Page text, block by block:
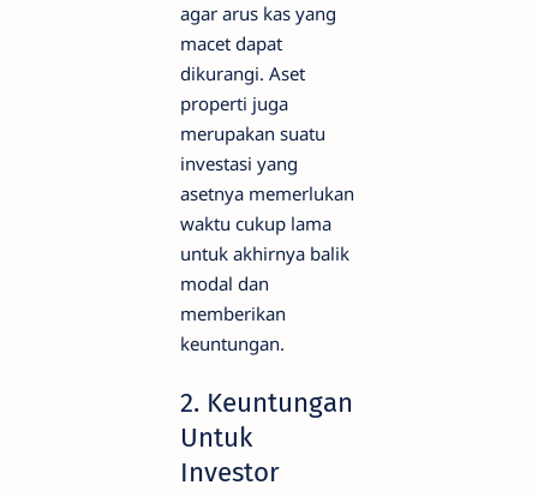
agar arus kas yang
macet dapat
dikurangi. Aset
properti juga
merupakan suatu
investasi yang
asetnya memerlukan
waktu cukup lama
untuk akhirnya balik
modal dan
memberikan
keuntungan.
2. Keuntungan
Untuk
Investor